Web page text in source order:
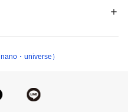
」「言い伝え」を意味し、
。そんな「masoret」の持つ
繍を表現
1着
ライ弱い タンブル乾燥× 吊り
・universe）